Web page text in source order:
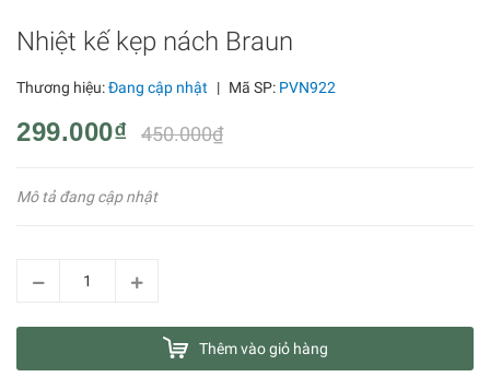
Nhiệt kế kẹp nách Braun
Thương hiệu:Đang cập nhật | Mã SP: PVN922
299.000₫ 450.000₫
Mô tả đang cập nhật
Thêm vào giỏ hàng